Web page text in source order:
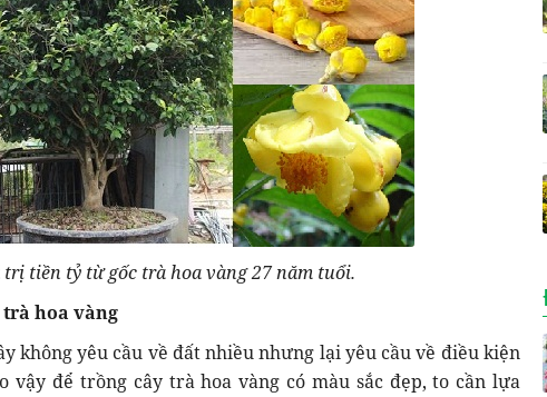
trị tiền tỷ từ gốc trà hoa vàng 27 năm tuổi.
trà hoa vàng
không yêu cầu về đất nhiều nhưng lại yêu cầu về điều kiện
vậy để trồng cây trà hoa vàng có màu sắc đẹp, to cần lựa